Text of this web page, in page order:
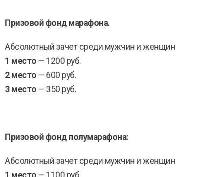
Призовой фонд марафона.
Абсолютный зачет среди мужчин и женщин
1 место — 1200 руб.
2 место — 600 руб.
3 место — 350 руб.
Призовой фонд полумарафона:
Абсолютный зачет среди мужчин и женщин
1 место — 1100 руб.